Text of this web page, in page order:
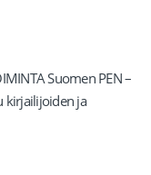
Suomen PEN –
kirjailijoiden ja